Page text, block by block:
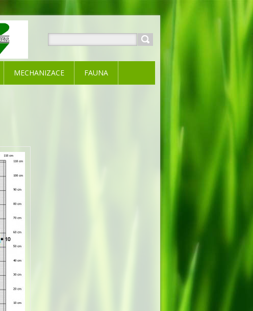
MECHANIZACE FAUNA